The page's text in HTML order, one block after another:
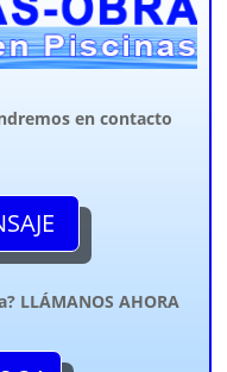
en contacto
LLÁMANOS AHORA